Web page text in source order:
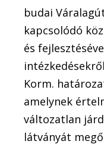
budai
kapcsolódó
és
Korm.
amelynek
változatlan
látványát